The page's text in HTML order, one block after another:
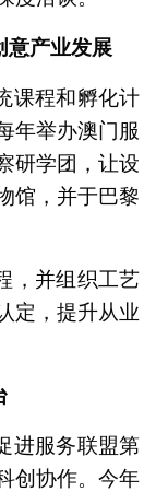
意产业发展
课程和孵化计
年举办澳门服
研学团，让设
馆，并于巴黎
，并组织工艺
定，提升从业
进服务联盟第
创协作。今年